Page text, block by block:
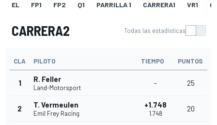
EL FP1 FP2 Q1 PARRILLA 1 CARRERA1 VR1
CARRERA2 Todas las estadísticas
CLA PILOTO TIEMPO PUNTOS
1 R. Feller
Land-Motorsport
- 25
2 T. Vermeulen
Emil Frey Racing
+1.748
1.748
20